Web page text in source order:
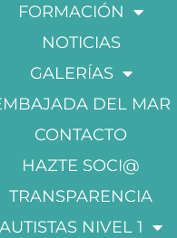
FORMACIÓN
NOTICIAS
GALERÍAS
DEL MAR
CONTACTO
HAZTE SOCI@
TRANSPARENCIA
AUTISTAS NIVEL 1